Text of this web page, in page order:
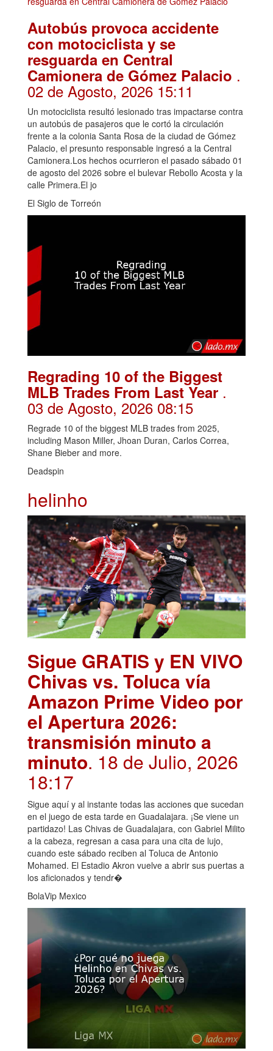
Autobús provoca accidente
con motociclista y se
resguarda en Central
Camionera de Gómez Palacio .
02 de Agosto, 2026 15:11
Un motociclista resultó lesionado tras impactarse contra
un autobús de pasajeros que le cortó la circulación
frente a la colonia Santa Rosa de la ciudad de Gómez
Palacio, el presunto responsable ingresó a la Central
Camionera.Los hechos ocurrieron el pasado sábado 01
de agosto del 2026 sobre el bulevar Rebollo Acosta y la
calle Primera.El jo
El Siglo de Torreón
Regrading 10 of the Biggest
MLB Trades From Last Year .
03 de Agosto, 2026 08:15
Regrade 10 of the biggest MLB trades from 2025,
including Mason Miller, Jhoan Duran, Carlos Correa,
Shane Bieber and more.
Deadspin
helinho
Sigue GRATIS y EN VIVO
Chivas vs. Toluca vía
Amazon Prime Video por
el Apertura 2026:
transmisión minuto a
minuto. 18 de Julio, 2026
18:17
Sigue aquí y al instante todas las acciones que sucedan
en el juego de esta tarde en Guadalajara. ¡Se viene un
partidazo! Las Chivas de Guadalajara, con Gabriel Milito
a la cabeza, regresan a casa para una cita de lujo,
cuando este sábado reciben al Toluca de Antonio
Mohamed. El Estadio Akron vuelve a abrir sus puertas a
los aficionados y tendr�
BolaVip Mexico